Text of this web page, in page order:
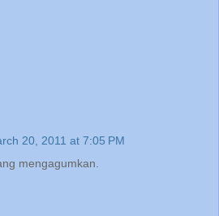
20, 2011 at 7:05 PM
mengagumkan.